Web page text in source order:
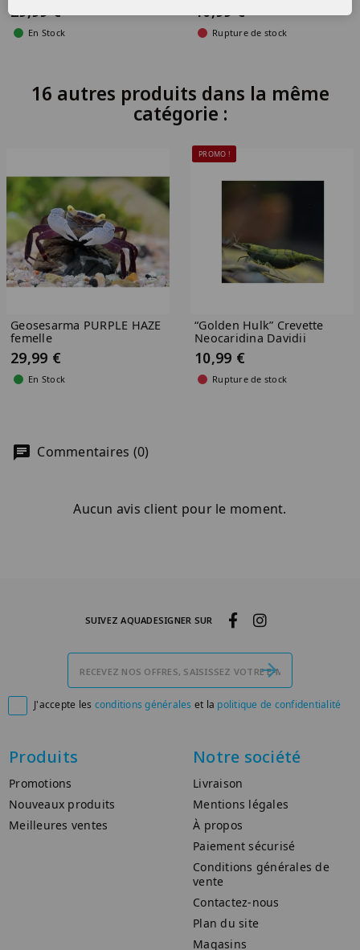
29,99 €
En Stock
10,99 €
Rupture de stock
16 autres produits dans la même
catégorie :
Geosesarma PURPLE HAZE
femelle
29,99 €
En Stock
PROMO !
“Golden Hulk” Crevette
Neocaridina Davidii
10,99 €
Rupture de stock
Commentaires (0)
Aucun avis client pour le moment.
J'accepte les conditions générales et la politique de confidentialité
SUIVEZ AQUADESIGNER SUR
Produits
Promotions
Nouveaux produits
Meilleures ventes
Notre société
Livraison
Mentions légales
À propos
Paiement sécurisé
Conditions générales de
vente
Contactez-nous
Plan du site
Magasins